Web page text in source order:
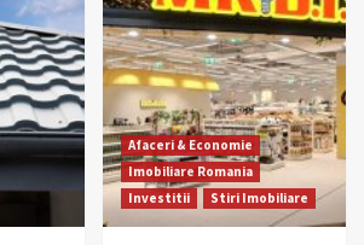
Afaceri & Economie
Imobiliare Romania
Investitii
Stiri Imobiliare